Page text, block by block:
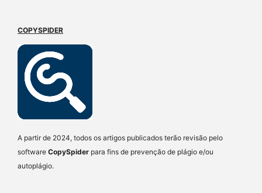
COPYSPIDER
A partir de 2024, todos os artigos publicados terão revisão pelo
software CopySpider para fins de prevenção de plágio e/ou
autoplágio.